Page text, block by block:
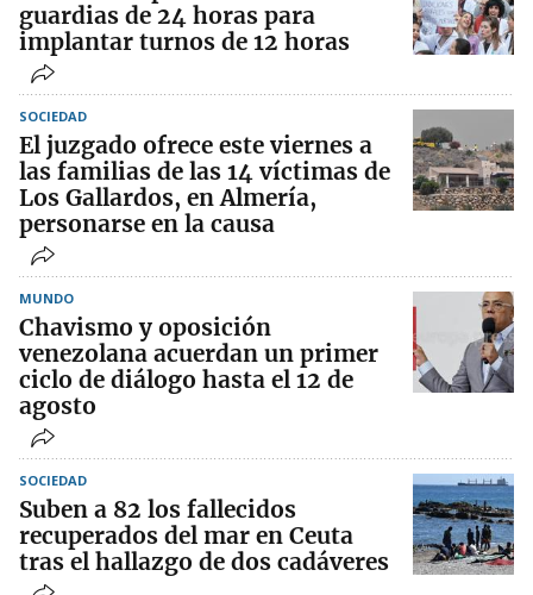
guardias de 24 horas para
implantar turnos de 12 horas
SOCIEDAD
El juzgado ofrece este viernes a
las familias de las 14 víctimas de
Los Gallardos, en Almería,
personarse en la causa
MUNDO
Chavismo y oposición
venezolana acuerdan un primer
ciclo de diálogo hasta el 12 de
agosto
SOCIEDAD
Suben a 82 los fallecidos
recuperados del mar en Ceuta
tras el hallazgo de dos cadáveres